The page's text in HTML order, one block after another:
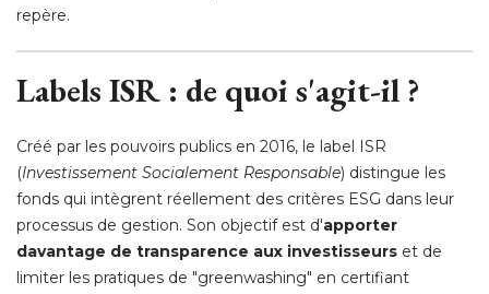
repère.
Labels ISR : de quoi s'agit-il ?
Créé par les pouvoirs publics en 2016, le label ISR
(Investissement Socialement Responsable) distingue les
fonds qui intègrent réellement des critères ESG dans leur
processus de gestion. Son objectif est d'apporter
davantage de transparence aux investisseurs et de
limiter les pratiques de "greenwashing" en certifiant